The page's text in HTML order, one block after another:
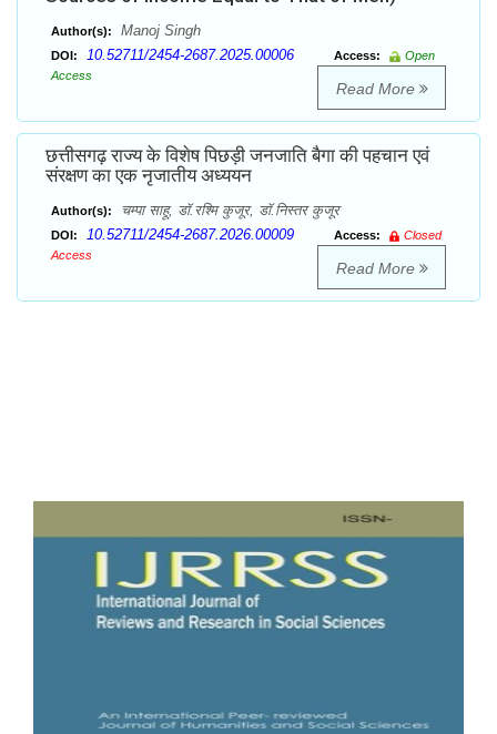
Author(s): Manoj Singh
DOI: 10.52711/2454-2687.2025.00006 Access:
Open
Access
Read More
छत्तीसगढ़ राज्य के विशेष पिछड़ी जनजाति बैगा की पहचान एवं
संरक्षण का एक नृजातीय अध्ययन
Author(s): चम्पा साहू, डॉ.रश्मि कुजूर, डॉ.निस्तर कुजूर
DOI: 10.52711/2454-2687.2026.00009 Access:
Closed
Access
Read More